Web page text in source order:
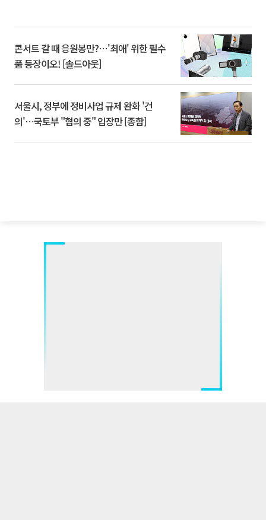
콘서트 갈 때 응원봉만?⋯'최애' 위한 필수
품 등장이오! [솔드아웃]
서울시, 정부에 정비사업 규제 완화 '건
의'⋯국토부 "협의 중" 입장만 [종합]